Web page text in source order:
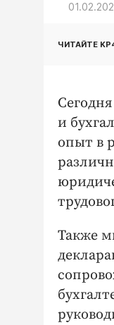
ЧИТАЙТЕ
и
опыт в
Также